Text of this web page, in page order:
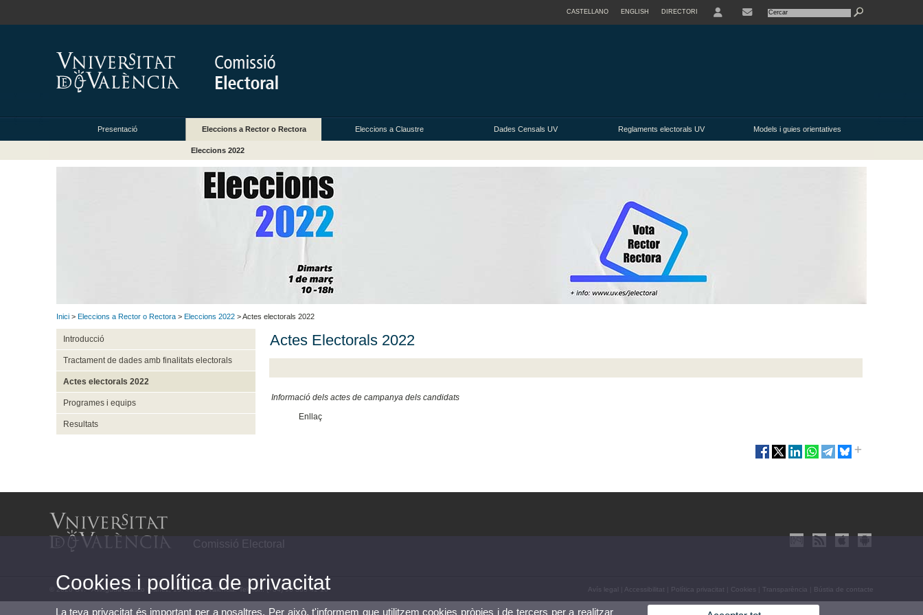
CASTELLANO ENGLISH DIRECTORI
Presentació Eleccions a Rector o Rectora Eleccions a Claustre Dades Censals UV Reglaments electorals UV Models i guies orientatives
Eleccions 2022
Inici > Eleccions a Rector o Rectora > Eleccions 2022 > Actes electorals 2022
Introducció
Tractament de dades amb finalitats electorals
Actes electorals 2022
Programes i equips
Resultats
Actes Electorals 2022
Informació dels actes de campanya dels candidats
Enllaç
Comissió Electoral
© 2026 UV. - Avinguda Blasco Ibáñez, 13. 46010 València. Telèfon: (+34) 96 386 41 16 Avís legal Accessibilitat Política privacitat Cookies Transparència Bústia de contacte
Cookies i política de privacitat
La teva privacitat és important per a nosaltres. Per això, t'informem que utilitzem cookies pròpies i de tercers per a realitzar